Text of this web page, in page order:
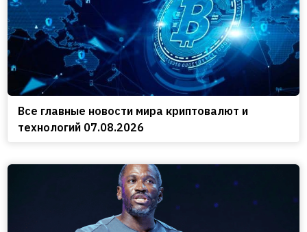
Все главные новости мира криптовалют и
технологий 07.08.2026